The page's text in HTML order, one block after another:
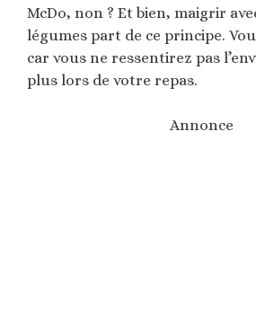
McDo, non ? Et bien, maigrir
légumes part de ce principe.
car vous ne ressentirez pas
plus lors de votre repas.
Annonce